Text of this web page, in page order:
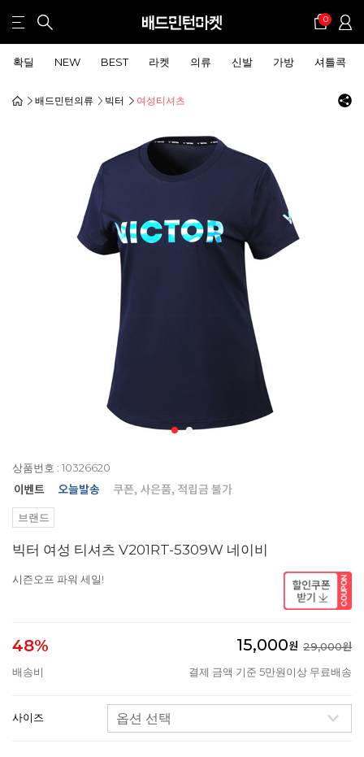
0
확딜 NEW BEST 라켓 의류 신발 가방 셔틀콕
배드민턴의류 빅터 여성티셔츠
상품번호 : 10326620
브랜드
빅터 여성 티셔츠 V201RT-5309W 네이비
시즌오프 파워 세일!
48% 15,000원 29,000원
배송비
결제 금액 기준 5만원이상 무료배송
사이즈